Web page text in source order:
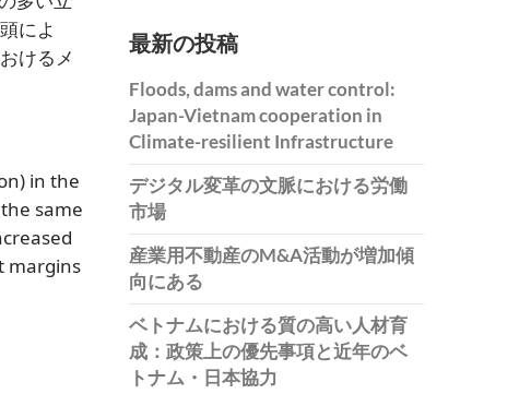
によ
けるメ
in the
same
margins
最新の投稿
Floods, dams and water control:
Japan-Vietnam cooperation in
Climate-resilient Infrastructure
デジタル変革の文脈における労働
市場
産業用不動産のM&A活動が増加傾
向にある
ベトナムにおける質の高い人材育
成：政策上の優先事項と近年のベ
トナム・日本協力